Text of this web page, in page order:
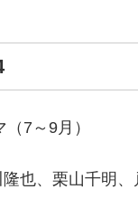
7～9月）
也、栗山千明